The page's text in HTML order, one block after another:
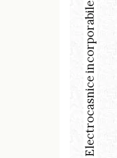
Electrocasnice incorporabile